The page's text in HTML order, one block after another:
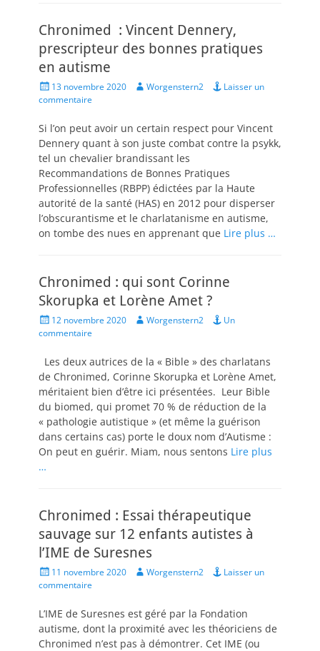
Chronimed : Vincent Dennery,
prescripteur des bonnes pratiques
en autisme
Posted
on
13 novembre 2020 AuthorWorgenstern2
Laisser un
commentaire
Si l’on peut avoir un certain respect pour Vincent
Dennery quant à son juste combat contre la psykk,
tel un chevalier brandissant les
Recommandations de Bonnes Pratiques
Professionnelles (RBPP) édictées par la Haute
autorité de la santé (HAS) en 2012 pour disperser
l’obscurantisme et le charlatanisme en autisme,
on tombe des nues en apprenant que Lire plus …
Chronimed : qui sont Corinne
Skorupka et Lorène Amet ?
Posted
on
12 novembre 2020 AuthorWorgenstern2
Un
commentaire
Les deux autrices de la « Bible » des charlatans
de Chronimed, Corinne Skorupka et Lorène Amet,
méritaient bien d’être ici présentées. Leur Bible
du biomed, qui promet 70 % de réduction de la
« pathologie autistique » (et même la guérison
dans certains cas) porte le doux nom d’Autisme :
On peut en guérir. Miam, nous sentons Lire plus
…
Chronimed : Essai thérapeutique
sauvage sur 12 enfants autistes à
l’IME de Suresnes
Posted
on
11 novembre 2020 AuthorWorgenstern2
Laisser un
commentaire
L’IME de Suresnes est géré par la Fondation
autisme, dont la proximité avec les théoriciens de
Chronimed n’est pas à démontrer. Cet IME (ou